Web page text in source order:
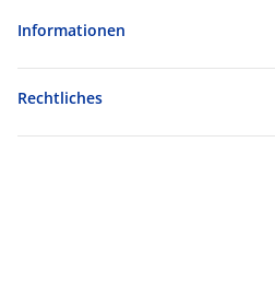
Informationen
Rechtliches